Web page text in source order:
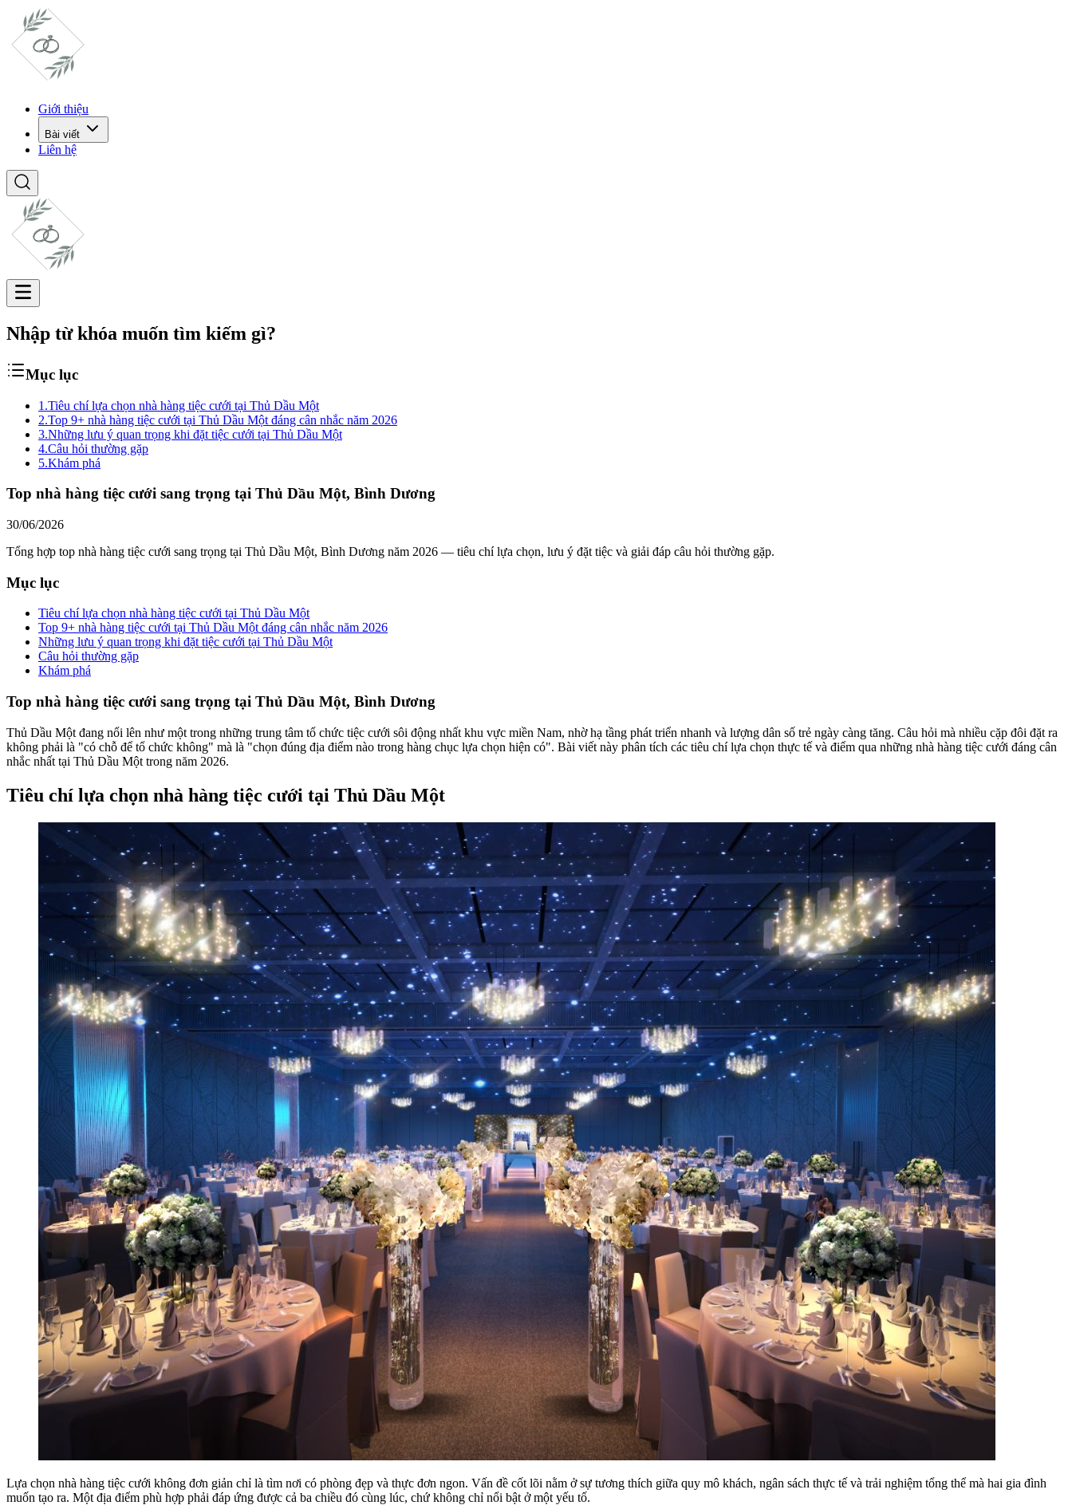
Giới thiệu
Bài viết
Liên hệ
Nhập từ khóa muốn tìm kiếm gì?
Mục lục
1.Tiêu chí lựa chọn nhà hàng tiệc cưới tại Thủ Dầu Một
2.Top 9+ nhà hàng tiệc cưới tại Thủ Dầu Một đáng cân nhắc năm 2026
3.Những lưu ý quan trọng khi đặt tiệc cưới tại Thủ Dầu Một
4.Câu hỏi thường gặp
5.Khám phá
Top nhà hàng tiệc cưới sang trọng tại Thủ Dầu Một, Bình Dương
30/06/2026
Tổng hợp top nhà hàng tiệc cưới sang trọng tại Thủ Dầu Một, Bình Dương năm 2026 — tiêu chí lựa chọn, lưu ý đặt tiệc và giải đáp câu hỏi thường gặp.
Mục lục
Tiêu chí lựa chọn nhà hàng tiệc cưới tại Thủ Dầu Một
Top 9+ nhà hàng tiệc cưới tại Thủ Dầu Một đáng cân nhắc năm 2026
Những lưu ý quan trọng khi đặt tiệc cưới tại Thủ Dầu Một
Câu hỏi thường gặp
Khám phá
Top nhà hàng tiệc cưới sang trọng tại Thủ Dầu Một, Bình Dương
Thủ Dầu Một đang nổi lên như một trong những trung tâm tổ chức tiệc cưới sôi động nhất khu vực miền Nam, nhờ hạ tầng phát triển nhanh và lượng dân số trẻ ngày càng tăng. Câu hỏi mà nhiều cặp đôi đặt ra
không phải là "có chỗ để tổ chức không" mà là "chọn đúng địa điểm nào trong hàng chục lựa chọn hiện có". Bài viết này phân tích các tiêu chí lựa chọn thực tế và điểm qua những nhà hàng tiệc cưới đáng cân
nhắc nhất tại Thủ Dầu Một trong năm 2026.
Tiêu chí lựa chọn nhà hàng tiệc cưới tại Thủ Dầu Một
Lựa chọn nhà hàng tiệc cưới không đơn giản chỉ là tìm nơi có phòng đẹp và thực đơn ngon. Vấn đề cốt lõi nằm ở sự tương thích giữa quy mô khách, ngân sách thực tế và trải nghiệm tổng thể mà hai gia đình
muốn tạo ra. Một địa điểm phù hợp phải đáp ứng được cả ba chiều đó cùng lúc, chứ không chỉ nổi bật ở một yếu tố.